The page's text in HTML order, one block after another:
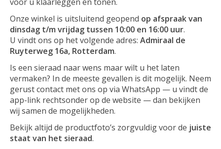
Onze winkel is uitsluitend geopend op afspraak van
dinsdag t/m vrijdag tussen 10:00 en 16:00 uur.
U vindt ons op het volgende adres: Admiraal de
Ruyterweg 16a, Rotterdam.
Is een sieraad naar wens maar wilt u het laten
vermaken? In de meeste gevallen is dit mogelijk. Neem
gerust contact met ons op via WhatsApp — u vindt de
app-link rechtsonder op de website — dan bekijken
wij samen de mogelijkheden.
Bekijk altijd de productfoto’s zorgvuldig voor de juiste
staat van het sieraad.